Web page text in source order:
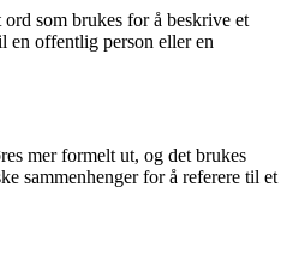
som brukes for å beskrive et
en offentlig person eller en
mer formelt ut, og det brukes
sammenhenger for å referere til et